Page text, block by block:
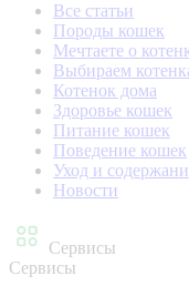
Все статьи
Породы кошек
Мечтаете о
Выбираем
Котенок дома
Здоровье кошек
Питание кошек
Поведение кошек
Уход и
Новости
Сервисы
Сервисы